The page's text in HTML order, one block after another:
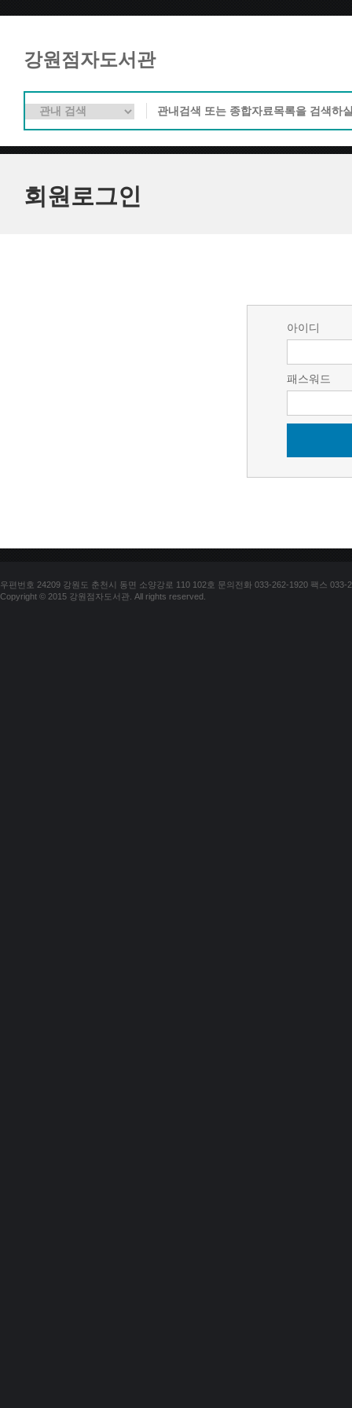
강원점자도서관
회원로그인
아이디
패스워드
우편번호 24209 강원도 춘천시 동면 소양강로 110 102호 문의전화 033-262-1920 팩스 033-
Copyright © 2015 강원점자도서관. All rights reserved.